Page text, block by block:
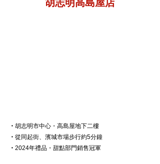
胡志明高島屋店
・ 胡志明市中心・高島屋地下二樓
・ 從同起街、濱城市場步行約5分鐘
・ 2024年禮品・甜點部門銷售冠軍